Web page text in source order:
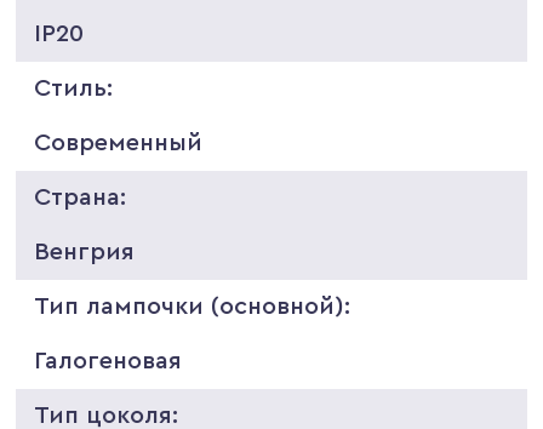
IP20
Стиль:
Современный
Страна:
Венгрия
Тип лампочки (основной):
Галогеновая
Тип цоколя: